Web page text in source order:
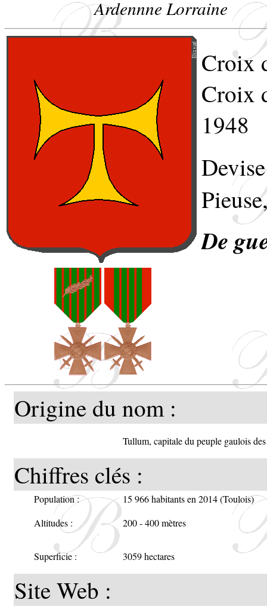
Ardennne Lorraine
Croix
Croix
1948
De
d'or"
au
Origine du nom :
Tullum, capitale du peuple gaulois
Chiffres clés :
Population :
15 966 habitants en 2014 (Toulois)
Altitudes :
200 - 400 mètres
Superficie : 3059 hectares
Site Web :